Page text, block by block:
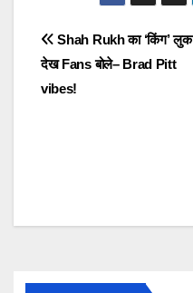
Post
navigation
Shah Rukh का ‘किंग’ लुक
देख Fans बोले– Brad Pitt
vibes!